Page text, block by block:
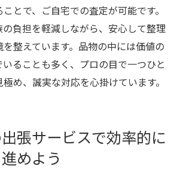
とで、ご自宅での査定が可能です。
の負担を軽減しながら、安心して整理
整えています。品物の中には価値の
ることも多く、プロの目で一つひと
め、誠実な対応を心掛けています。
張サービスで効率的に
めよう